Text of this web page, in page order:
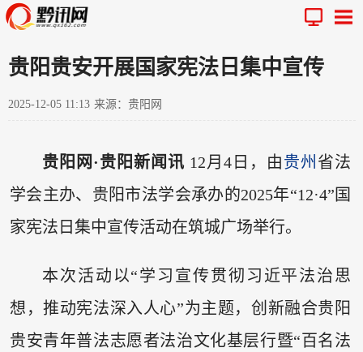
贵阳贵安开展国家宪法日集中宣传
2025-12-05 11:13 来源：贵阳网
贵阳网·贵阳新闻讯 12月4日，由贵州 省法
学会主办、贵阳市法学会承办的2025年“12·4”国
家宪法日集中宣传活动在筑城广场举行。
本次活动以“学习宣传贯彻习近平法治思
想，推动宪法深入人心”为主题，创新融合贵阳
贵安青年普法志愿者法治文化基层行暨“百名法